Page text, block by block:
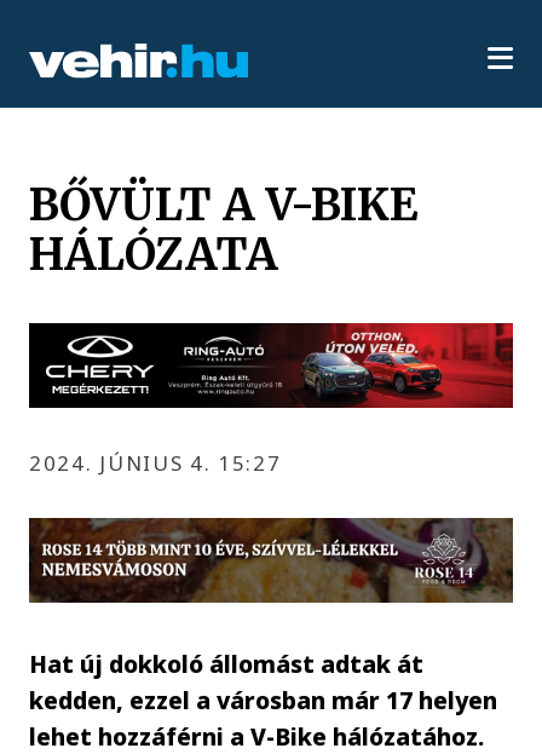
BŐVÜLT A V-BIKE
HÁLÓZATA
2024. JÚNIUS 4. 15:27
Hat új dokkoló állomást adtak át
kedden, ezzel a városban már 17 helyen
lehet hozzáférni a V-Bike hálózatához.